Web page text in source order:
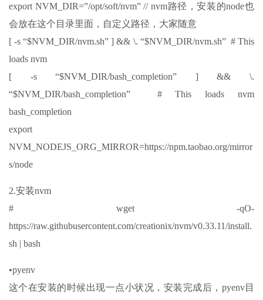
export NVM_DIR=”/opt/soft/nvm” // nvm路径，安装的node也
会放在这个目录里面，自定义路径，大家随意
[ -s “$NVM_DIR/nvm.sh” ] && \. “$NVM_DIR/nvm.sh” # This
loads nvm
[ -s “$NVM_DIR/bash_completion” ] && \.
“$NVM_DIR/bash_completion” # This loads nvm
bash_completion
export
NVM_NODEJS_ORG_MIRROR=https://npm.taobao.org/mirror
s/node
2.安装nvm
# wget -qO-
https://raw.githubusercontent.com/creationix/nvm/v0.33.11/install.
sh | bash
•pyenv
这个在安装的时候出现一点小状况，安装完成后，pyenv目